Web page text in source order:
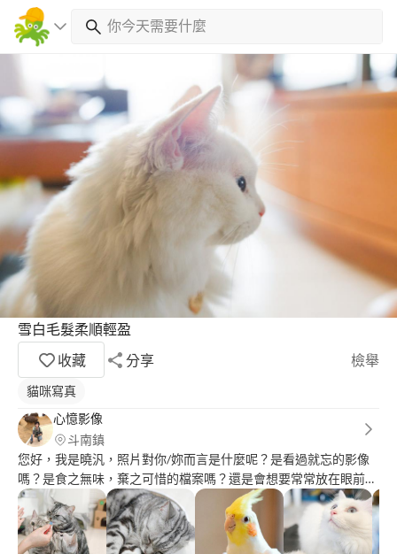
雪白毛髮柔順輕盈
收藏
分享 檢舉
貓咪寫真
心憶影像
斗南鎮
您好，我是曉汎，照片對你/妳而言是什麼呢？是看過就忘的影像
嗎？是食之無味，棄之可惜的檔案嗎？還是會想要常常放在眼前，
令你/妳心動的回憶？ 時間走過無法重來，我致力於留下觸動人心
的回憶，留住自然真情的畫面，對我而言，每一次拍攝都是珍貴的
時刻，每一次委託，都是真心的交付。